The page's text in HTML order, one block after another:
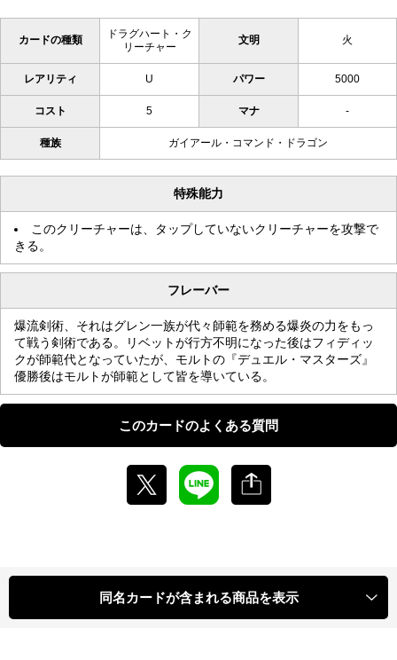
カードの種類
ドラグハート・ク
リーチャー
文明 火
レアリティ U パワー 5000
コスト 5 マナ -
種族 ガイアール・コマンド・ドラゴン
特殊能力
このクリーチャーは、タップしていないクリーチャーを攻撃で
きる。
フレーバー
爆流剣術、それはグレン一族が代々師範を務める爆炎の力をもっ
て戦う剣術である。リベットが行方不明になった後はフィディッ
クが師範代となっていたが、モルトの『デュエル・マスターズ』
優勝後はモルトが師範として皆を導いている。
このカードのよくある質問
同名カードが含まれる商品を表示